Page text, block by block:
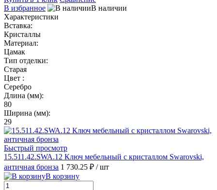
В избранное
В наличии
Характеристики
Вставка:
Кристаллы
Материал:
Цамак
Тип отделки:
Старая
Цвет :
Серебро
Длина (мм):
80
Ширина (мм):
29
Быстрый просмотр
15.511.42.SWA.12 Ключ мебельный с кристаллом Swarovski,
античная бронза 1 730.25 ₽ / шт
В корзину